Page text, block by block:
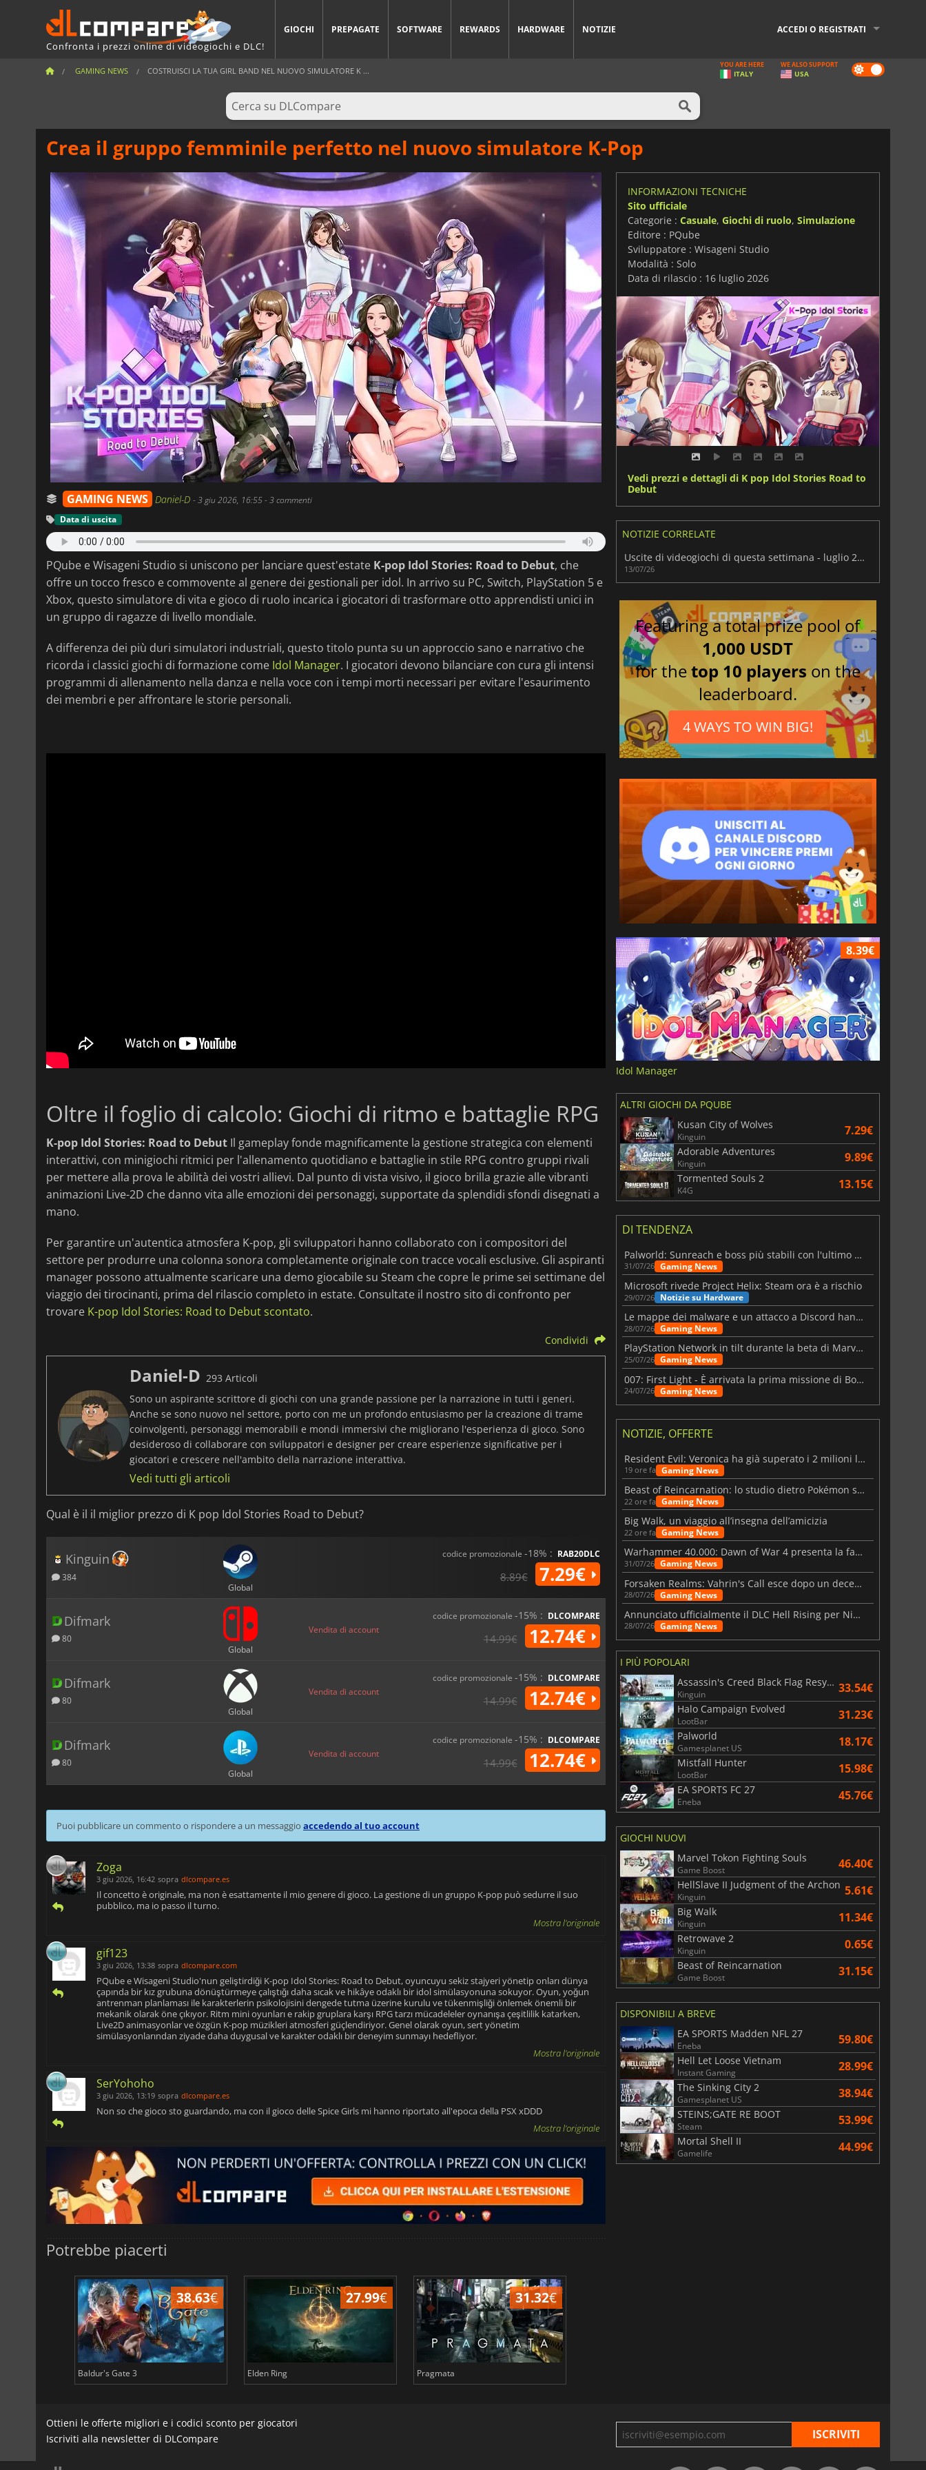
Confronta i prezzi online di videogiochi e DLC!
GIOCHI PREPAGATE SOFTWARE REWARDS HARDWARE NOTIZIE ACCEDI O REGISTRATI
GAMING NEWS COSTRUISCI LA TUA GIRL BAND NEL NUOVO SIMULATORE K ... Dark
mode
YOU ARE HERE
ITALY
WE ALSO SUPPORT
USA
Crea il gruppo femminile perfetto nel nuovo simulatore K-Pop
GAMING NEWS Daniel-D -3 giu 2026, 16:55- 3 commenti
Data di uscita
PQube e Wisageni Studio si uniscono per lanciare quest'estate K-pop Idol Stories: Road to Debut, che
offre un tocco fresco e commovente al genere dei gestionali per idol. In arrivo su PC, Switch, PlayStation 5 e
Xbox, questo simulatore di vita e gioco di ruolo incarica i giocatori di trasformare otto apprendisti unici in
un gruppo di ragazze di livello mondiale.
A differenza dei più duri simulatori industriali, questo titolo punta su un approccio sano e narrativo che
ricorda i classici giochi di formazione come Idol Manager. I giocatori devono bilanciare con cura gli intensi
programmi di allenamento nella danza e nella voce con i tempi morti necessari per evitare l'esaurimento
dei membri e per affrontare le storie personali.
Oltre il foglio di calcolo: Giochi di ritmo e battaglie RPG
K-pop Idol Stories: Road to Debut Il gameplay fonde magnificamente la gestione strategica con elementi
interattivi, con minigiochi ritmici per l'allenamento quotidiano e battaglie in stile RPG contro gruppi rivali
per mettere alla prova le abilità dei vostri allievi. Dal punto di vista visivo, il gioco brilla grazie alle vibranti
animazioni Live-2D che danno vita alle emozioni dei personaggi, supportate da splendidi sfondi disegnati a
mano.
Per garantire un'autentica atmosfera K-pop, gli sviluppatori hanno collaborato con i compositori del
settore per produrre una colonna sonora completamente originale con tracce vocali esclusive. Gli aspiranti
manager possono attualmente scaricare una demo giocabile su Steam che copre le prime sei settimane del
viaggio dei tirocinanti, prima del rilascio completo in estate. Consultate il nostro sito di confronto per
trovare K-pop Idol Stories: Road to Debut scontato.
Condividi
Daniel-D 293 Articoli
Sono un aspirante scrittore di giochi con una grande passione per la narrazione in tutti i generi.
Anche se sono nuovo nel settore, porto con me un profondo entusiasmo per la creazione di trame
coinvolgenti, personaggi memorabili e mondi immersivi che migliorano l'esperienza di gioco. Sono
desideroso di collaborare con sviluppatori e designer per creare esperienze significative per i
giocatori e crescere nell'ambito della narrazione interattiva.
Vedi tutti gli articoli
Qual è il il miglior prezzo di K pop Idol Stories Road to Debut?
Kinguin
384
Global
codice promozionale -18% : RAB20DLC
8.89€ 7.29€
Difmark
80
Global
Vendita di account
codice promozionale -15% : DLCOMPARE
14.99€ 12.74€
Difmark
80
Global
Vendita di account
codice promozionale -15% : DLCOMPARE
14.99€ 12.74€
Difmark
80
Global
Vendita di account
codice promozionale -15% : DLCOMPARE
14.99€ 12.74€
Puoi pubblicare un commento o rispondere a un messaggio accedendo al tuo account
Zoga
3 giu 2026, 16:42 sopra dlcompare.es
Il concetto è originale, ma non è esattamente il mio genere di gioco. La gestione di un gruppo K-pop può sedurre il suo
pubblico, ma io passo il turno.
Mostra l'originale
gif123
3 giu 2026, 13:38 sopra dlcompare.com
PQube e Wisageni Studio'nun geliştirdiği K-pop Idol Stories: Road to Debut, oyuncuyu sekiz stajyeri yönetip onları dünya
çapında bir kız grubuna dönüştürmeye çalıştığı daha sıcak ve hikâye odaklı bir idol simülasyonuna sokuyor. Oyun, yoğun
antrenman planlaması ile karakterlerin psikolojisini dengede tutma üzerine kurulu ve tükenmişliği önlemek önemli bir
mekanik olarak öne çıkıyor. Ritm mini oyunları e rakip gruplara karşı RPG tarzı mücadeleler oynanışa çeşitlilik katarken,
Live2D animasyonlar ve özgün K-pop müzikleri atmosferi güçlendiriyor. Genel olarak oyun, sert yönetim
simülasyonlarından ziyade daha duygusal ve karakter odaklı bir deneyim sunmayı hedefliyor.
Mostra l'originale
SerYohoho
3 giu 2026, 13:19 sopra dlcompare.es
Non so che gioco sto guardando, ma con il gioco delle Spice Girls mi hanno riportato all'epoca della PSX xDDD
Mostra l'originale
Potrebbe piacerti
38.63€
Baldur's Gate 3
27.99€
Elden Ring
31.32€
Pragmata
INFORMAZIONI TECNICHE
Sito ufficiale
Categorie : Casuale, Giochi di ruolo, Simulazione
Editore : PQube
Sviluppatore : Wisageni Studio
Modalità : Solo
Data di rilascio : 16 luglio 2026
Vedi prezzi e dettagli di K pop Idol Stories Road to
Debut
NOTIZIE CORRELATE
Uscite di videogiochi di questa settimana - luglio 2026 (settimana 29)
13/07/26
Featuring a total prize pool of
1,000 USDT
for thetop 10 players on the
leaderboard.
4 WAYS TO WIN BIG!
8.39€
Idol Manager
ALTRI GIOCHI DA PQUBE
Kusan City of Wolves
Kinguin 7.29€
Adorable Adventures
Kinguin 9.89€
Tormented Souls 2
K4G 13.15€
DI TENDENZA
Palworld: Sunreach e boss più stabili con l'ultimo update
31/07/26 Gaming News
Microsoft rivede Project Helix: Steam ora è a rischio
29/07/26 Notizie su Hardware
Le mappe dei malware e un attacco a Discord hanno colpito Meccha Chameleon
28/07/26 Gaming News
PlayStation Network in tilt durante la beta di Marvel Tōkon
25/07/26 Gaming News
007: First Light - È arrivata la prima missione di Bond dopo il lancio
24/07/26 Gaming News
NOTIZIE, OFFERTE
Resident Evil: Veronica ha già superato i 2 milioni liste dei desideri
19 ore fa Gaming News
Beast of Reincarnation: lo studio dietro Pokémon su una nuova strada
22 ore fa Gaming News
Big Walk, un viaggio all’insegna dell’amicizia
22 ore fa Gaming News
Warhammer 40.000: Dawn of War 4 presenta la fazione dei Necron
31/07/26 Gaming News
Forsaken Realms: Vahrin's Call esce dopo un decennio di sviluppo
28/07/26 Gaming News
Annunciato ufficialmente il DLC Hell Rising per Nioh 3
28/07/26 Gaming News
I PIÙ POPOLARI
Assassin's Creed Black Flag Resynced
Kinguin 33.54€
Halo Campaign Evolved
LootBar 31.23€
Palworld
Gamesplanet US 18.17€
Mistfall Hunter
LootBar 15.98€
EA SPORTS FC 27
Eneba 45.76€
GIOCHI NUOVI
Marvel Tokon Fighting Souls
Game Boost 46.40€
HellSlave II Judgment of the Archon
Kinguin 5.61€
Big Walk
Kinguin 11.34€
Retrowave 2
Kinguin 0.65€
Beast of Reincarnation
Game Boost 31.15€
DISPONIBILI A BREVE
EA SPORTS Madden NFL 27
Eneba 59.80€
Hell Let Loose Vietnam
Instant Gaming 28.99€
The Sinking City 2
Gamesplanet US 38.94€
STEINS;GATE RE BOOT
Steam 53.99€
Mortal Shell II
Gamelife 44.99€
Ottieni le offerte migliori e i codici sconto per giocatori
Iscriviti alla newsletter di DLCompare